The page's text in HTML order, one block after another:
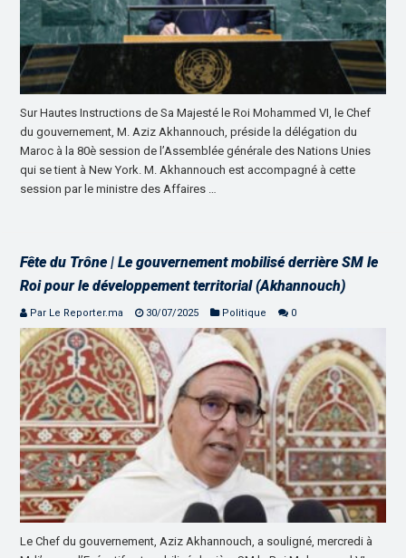
Sur Hautes Instructions de Sa Majesté le Roi Mohammed VI, le Chef
du gouvernement, M. Aziz Akhannouch, préside la délégation du
Maroc à la 80è session de l’Assemblée générale des Nations Unies
qui se tient à New York. M. Akhannouch est accompagné à cette
session par le ministre des Affaires …
Fête du Trône | Le gouvernement mobilisé derrière SM le
Roi pour le développement territorial (Akhannouch)
Par Le Reporter.ma 30/07/2025 Politique 0
Le Chef du gouvernement, Aziz Akhannouch, a souligné, mercredi à